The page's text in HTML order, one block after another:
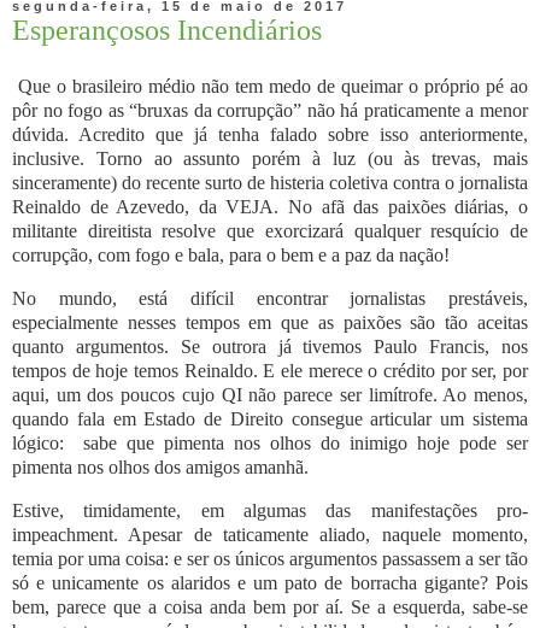
segunda-feira, 15 de maio de 2017
Esperançosos Incendiários
Que o brasileiro médio não tem medo de queimar o próprio pé ao
pôr no fogo as “bruxas da corrupção” não há praticamente a menor
dúvida. Acredito que já tenha falado sobre isso anteriormente,
inclusive. Torno ao assunto porém à luz (ou às trevas, mais
sinceramente) do recente surto de histeria coletiva contra o jornalista
Reinaldo de Azevedo, da VEJA. No afã das paixões diárias, o
militante direitista resolve que exorcizará qualquer resquício de
corrupção, com fogo e bala, para o bem e a paz da nação!
No mundo, está difícil encontrar jornalistas prestáveis,
especialmente nesses tempos em que as paixões são tão aceitas
quanto argumentos. Se outrora já tivemos Paulo Francis, nos
tempos de hoje temos Reinaldo. E ele merece o crédito por ser, por
aqui, um dos poucos cujo QI não parece ser limítrofe. Ao menos,
quando fala em Estado de Direito consegue articular um sistema
lógico:
sabe que pimenta nos olhos do inimigo hoje pode ser
pimenta nos olhos dos amigos amanhã.
Estive, timidamente, em algumas das manifestações pro-
impeachment. Apesar de taticamente aliado, naquele momento,
temia por uma coisa: e ser os únicos argumentos passassem a ser tão
só e unicamente os alaridos e um pato de borracha gigante? Pois
bem, parece que a coisa anda bem por aí. Se a esquerda, sabe-se